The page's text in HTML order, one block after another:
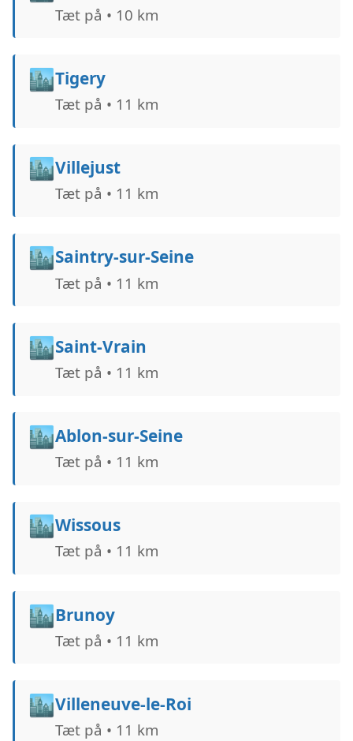
Tæt på • 10 km
🏙️Tigery
Tæt på • 11 km
🏙️Villejust
Tæt på • 11 km
🏙️Saintry-sur-Seine
Tæt på • 11 km
🏙️Saint-Vrain
Tæt på • 11 km
🏙️Ablon-sur-Seine
Tæt på • 11 km
🏙️Wissous
Tæt på • 11 km
🏙️Brunoy
Tæt på • 11 km
🏙️Villeneuve-le-Roi
Tæt på • 11 km